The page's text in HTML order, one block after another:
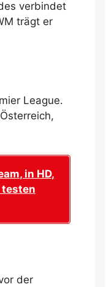
verbindet
trägt er
League.
in HD,
testen
der